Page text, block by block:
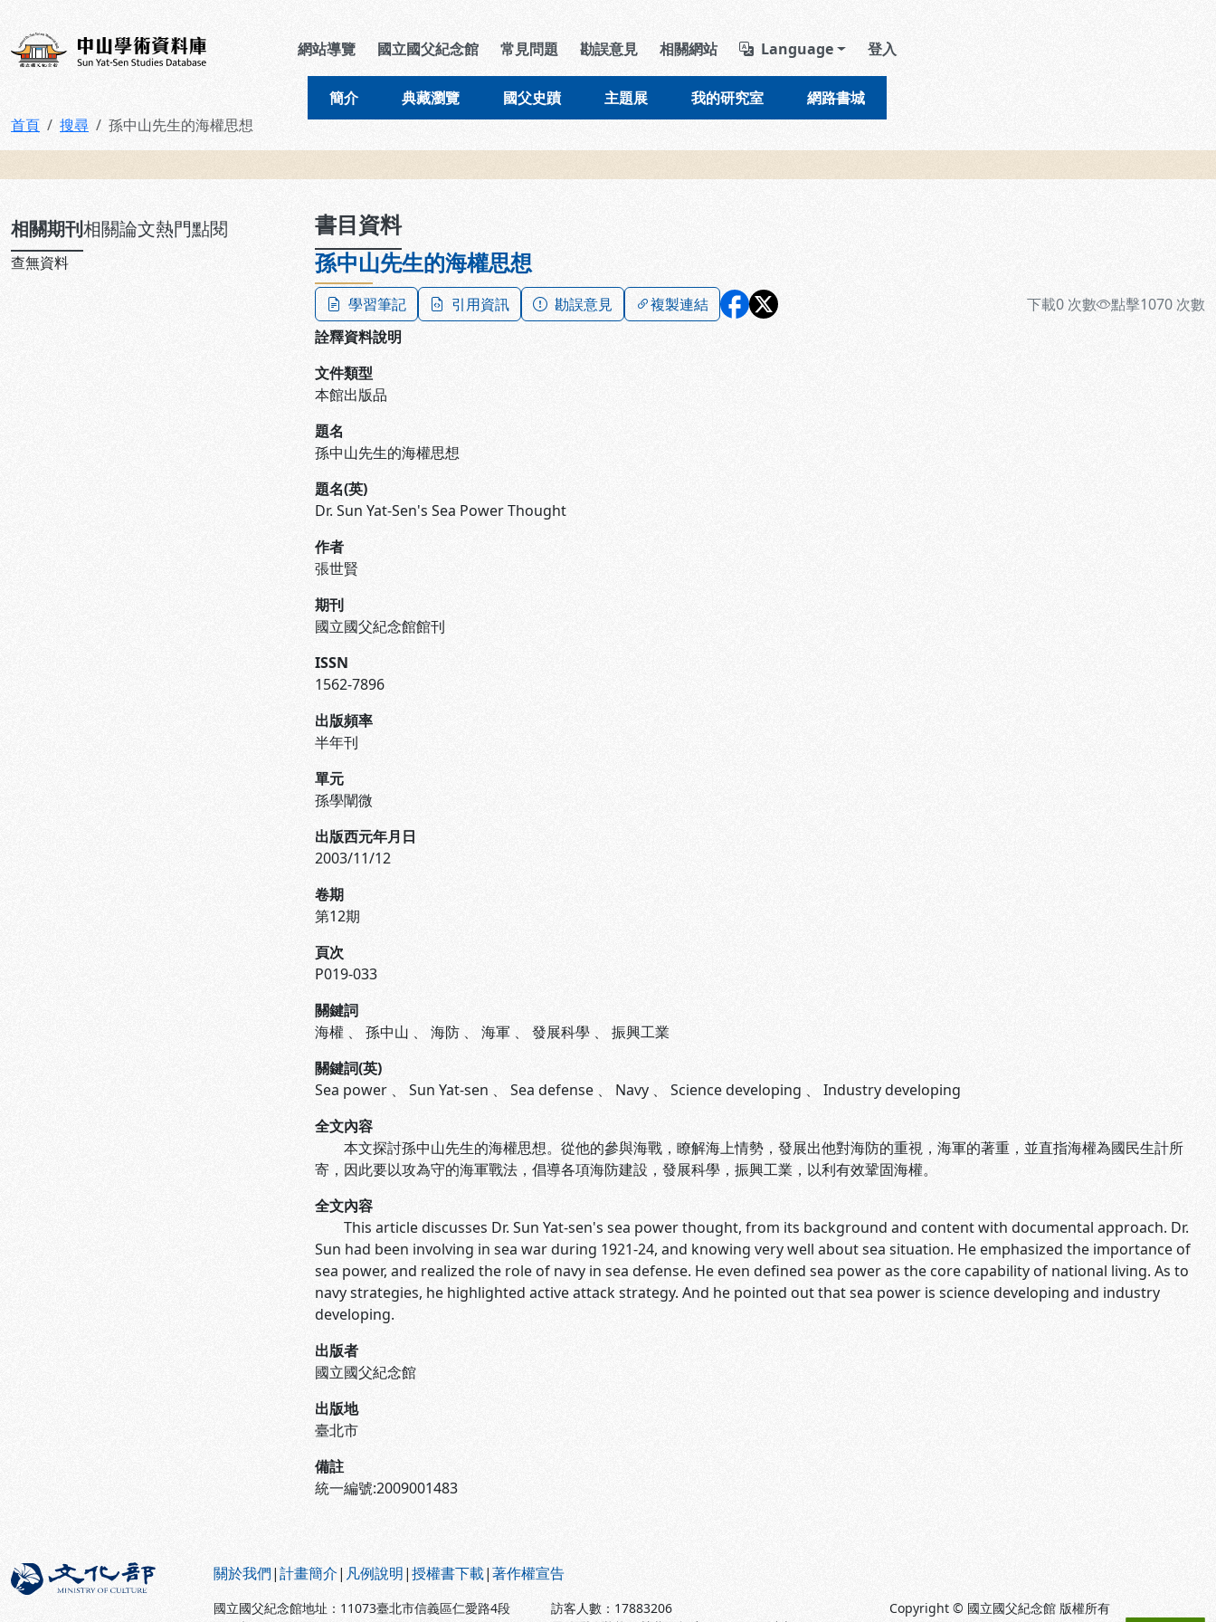
中山學術資料庫 導覽列區塊
網站導覽 國立國父紀念館 常見問題 勘誤意見 相關網站 Language 登入
簡介 典藏瀏覽 國父史蹟 主題展 我的研究室 網路書城
首頁 搜尋 孫中山先生的海權思想
相關期刊相關論文熱門點閱
查無資料
書目資料
孫中山先生的海權思想
學習筆記 引用資訊 勘誤意見 複製連結 下載0 次數 點擊1070 次數
詮釋資料說明
文件類型
本館出版品
題名
孫中山先生的海權思想
題名(英)
Dr. Sun Yat-Sen's Sea Power Thought
作者
張世賢
期刊
國立國父紀念館館刊
ISSN
1562-7896
出版頻率
半年刊
單元
孫學闡微
出版西元年月日
2003/11/12
卷期
第12期
頁次
P019-033
關鍵詞
海權 、 孫中山 、 海防 、 海軍 、 發展科學 、 振興工業
關鍵詞(英)
Sea power 、 Sun Yat-sen 、 Sea defense 、 Navy 、 Science developing 、 Industry developing
全文內容
本文探討孫中山先生的海權思想。從他的參與海戰，瞭解海上情勢，發展出他對海防的重視，海軍的著重，並直指海權為國民生計所
寄，因此要以攻為守的海軍戰法，倡導各項海防建設，發展科學，振興工業，以利有效鞏固海權。
全文內容
This article discusses Dr. Sun Yat-sen's sea power thought, from its background and content with documental approach. Dr.
Sun had been involving in sea war during 1921-24, and knowing very well about sea situation. He emphasized the importance of
sea power, and realized the role of navy in sea defense. He even defined sea power as the core capability of national living. As to
navy strategies, he highlighted active attack strategy. And he pointed out that sea power is science developing and industry
developing.
出版者
國立國父紀念館
出版地
臺北市
備註
統一編號:2009001483
關於我們|計畫簡介| 凡例說明|授權書下載|著作權宣告
國立國父紀念館地址：11073臺北市信義區仁愛路4段
訪客人數： 17883206
Copyright © 國立國父紀念館 版權所有